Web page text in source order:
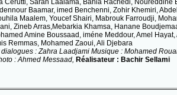
Cerutti, Sarah Laalama, Bahia Rachedi, Noureddine
Baamar, imed Benchenni, Zohir Khemiri,
Maalem, Youcef Shairi, Mabrouk Farroudji,
Zineb Arras,Mebarkia Khamsa, Hanane
Amine Boussaad, iméne Meddour, Amel
Remmas, Mohamed Zaoui, Ali Djebara
: Zahra Laadjami Musique : Mohamed
: Ahmed Messaad, Réalisateur : Bachir Sellami